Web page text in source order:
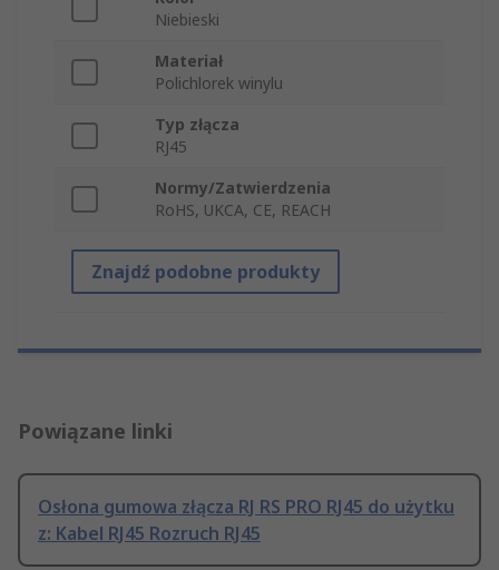
Niebieski
Materiał
Polichlorek winylu
Typ złącza
RJ45
Normy/Zatwierdzenia
RoHS, UKCA, CE, REACH
Znajdź podobne produkty
Powiązane linki
Osłona gumowa złącza RJ RS PRO RJ45 do użytku
z: Kabel RJ45 Rozruch RJ45